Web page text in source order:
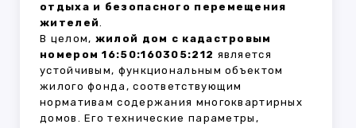
отдыха и безопасного перемещения
жителей.
В целом, жилой дом с кадастровым
номером 16:50:160305:212 является
устойчивым, функциональным объектом
жилого фонда, соответствующим
нормативам содержания многоквартирных
домов. Его технические параметры,